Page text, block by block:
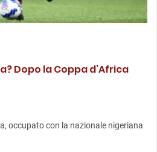
Dopo la Coppa d’Africa
occupato con la nazionale nigeriana